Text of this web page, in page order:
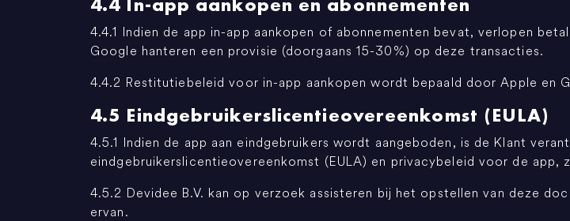
4.4.1 Indien de app in-app aankopen of abonnementen bevat, verlopen
Google hanteren een provisie (doorgaans 15-30%) op deze transacties.
4.4.2 Restitutiebeleid voor in-app aankopen wordt bepaald door Apple en
4.5 Eindgebruikerslicentieovereenkomst (EULA)
4.5.1 Indien de app aan eindgebruikers wordt aangeboden, is de Klant
eindgebruikerslicentieovereenkomst (EULA) en privacybeleid voor de app,
4.5.2 Devidee B.V. kan op verzoek assisteren bij het opstellen van deze
ervan.